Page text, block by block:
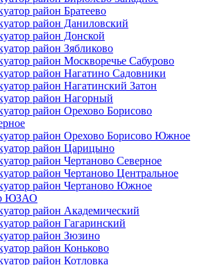
район Братеево
район Даниловский
район Донской
район Зябликово
район Москворечье Сабурово
район Нагатино Cадовники
район Нагатинский Затон
район Нагорный
район Орехово Борисово
район Орехово Борисово Южное
район Царицыно
район Чертаново Северное
район Чертаново Центральное
район Чертаново Южное
ЮЗАО
район Академический
район Гагаринский
район Зюзино
район Коньково
район Котловка